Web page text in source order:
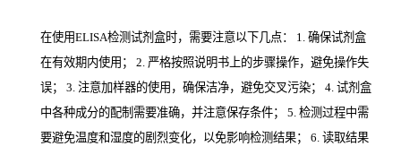
在使用ELISA检测试剂盒时，需要注意以下几点： 1. 确保试剂盒
在有效期内使用； 2. 严格按照说明书上的步骤操作，避免操作失
误； 3. 注意加样器的使用，确保洁净，避免交叉污染； 4. 试剂盒
中各种成分的配制需要准确，并注意保存条件； 5. 检测过程中需
要避免温度和湿度的剧烈变化，以免影响检测结果； 6. 读取结果